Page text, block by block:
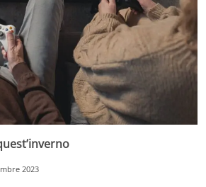
2023